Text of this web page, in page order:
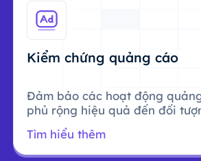
Kiểm chứng quảng cáo
Đảm bảo các hoạt động
phủ rộng hiệu quả đến đối
Tìm hiểu thêm